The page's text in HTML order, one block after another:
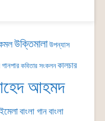
উক্তিমালা উপন্যাস
কবিতার সংকলন কালচার
আহমদ
বাংলা গানবাংলা